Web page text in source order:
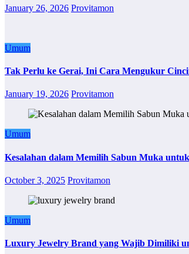
January 26, 2026 Provitamon
Umum
Tak Perlu ke Gerai, Ini Cara Mengukur
January 19, 2026 Provitamon
Umum
Kesalahan dalam Memilih Sabun Muka
October 3, 2025 Provitamon
Umum
Luxury Jewelry Brand yang Wajib Dimiliki